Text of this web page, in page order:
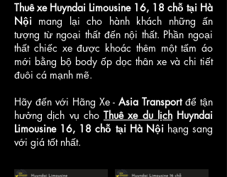
Thuê xe Huyndai Limousine 16, 18 chỗ tại Hà
Nội mang lại cho hành khách những ấn
tượng từ ngoại thất đến nội thất. Phần ngoại
thất chiếc xe được khoác thêm một tấm áo
mới bằng bộ body ốp dọc thân xe và chi tiết
đuôi cá mạnh mẽ.
Hãy đến với Hãng Xe - Asia Transportđể tận
hưởng dịch vụ cho Thuê xe du lịchHuyndai
Limousine 16, 18 chỗ tại Hà Nội hạng sang
với giá tốt nhất.